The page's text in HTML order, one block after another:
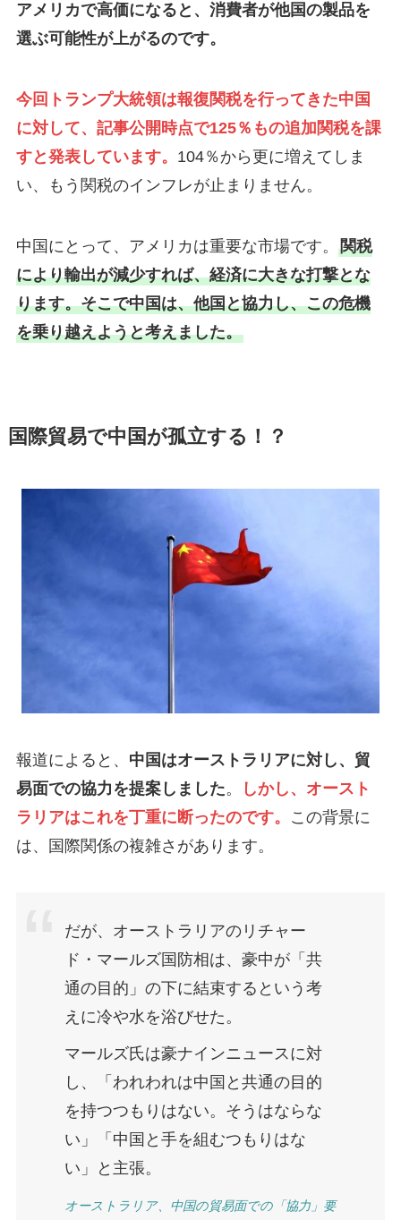
アメリカで高価になると、消費者が他国の製品を
選ぶ可能性が上がるのです。
今回トランプ大統領は報復関税を行ってきた中国
に対して、記事公開時点で125％もの追加関税を課
すと発表しています。 104％から更に増えてしま
い、もう関税のインフレが止まりません。
中国にとって、アメリカは重要な市場です。 関税
により輸出が減少すれば、経済に大きな打撃とな
ります。そこで中国は、他国と協力し、この危機
を乗り越えようと考えました。
国際貿易で中国が孤立する！？
報道によると、 中国はオーストラリアに対し、貿
易面での協力を提案しました。
しかし、オースト
ラリアはこれを丁重に断ったのです。
この背景に
は、国際関係の複雑さがあります。
だが、オーストラリアのリチャー
ド・マールズ国防相は、豪中が「共
通の目的」の下に結束するという考
えに冷や水を浴びせた。
マールズ氏は豪ナインニュースに対
し、「われわれは中国と共通の目的
を持つつもりはない。そうはならな
い」「中国と手を組むつもりはな
い」と主張。
オーストラリア、中国の貿易面での「協力」要